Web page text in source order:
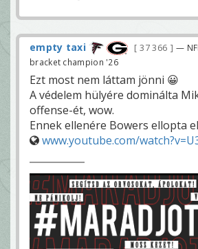
empty taxi 37 366
— NFL
bracket champion '26
Ezt most nem láttam jönni 😀
A védelem hülyére dominálta
offense-ét, wow.
Ennek ellenére Bowers ellopta
www.youtube.com/